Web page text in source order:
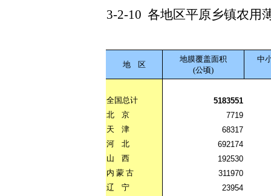
3-2-10 各地区平原乡镇农用
地 区
地膜覆盖面积
(公顷)
中
全国总计
5183551
北
京
7719
天
津
68317
河
北
692174
山
西
192530
内 蒙 古
311970
辽
宁
23954